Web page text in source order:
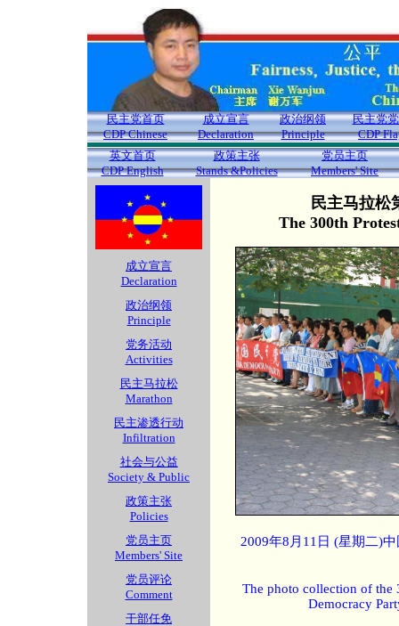
民主党首页
CDP Chinese
成立宣言
Declaration
政治纲领
Principle
民主党
CDP
英文首页
CDP English
政策主张
Stands &Policies
党员主页
Members' Site
成立宣言
Declaration
政治纲领
Principle
党务活动
Activities
民主马拉松
Marathon
民主渗透行动
Infiltration
社会与公益
Society & Public
政策主张
Policies
党员主页
Members' Site
党员评论
Comment
干部任免
民主马拉松
The 300th
2009年8月11日 (星期二)
The photo collection of the
Democracy